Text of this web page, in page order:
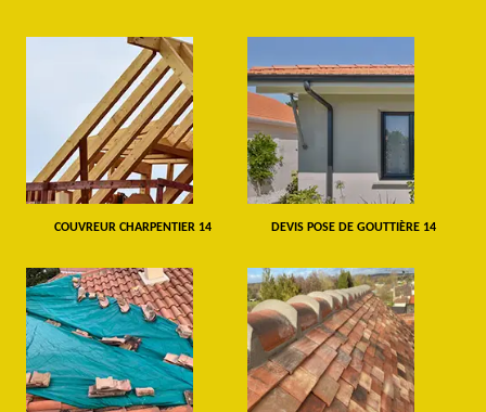
COUVREUR CHARPENTIER 14 DEVIS POSE DE GOUTTIÈRE 14